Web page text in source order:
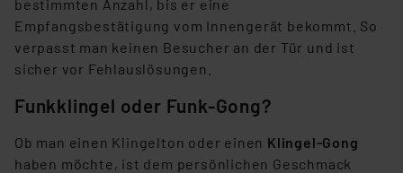
bestimmten Anzahl, bis er eine
Empfangsbestätigung vom Innengerät bekommt. So
verpasst man keinen Besucher an der Tür und ist
sicher vor Fehlauslösungen.
Funkklingel oder Funk-Gong?
Ob man einen Klingelton oder einen Klingel-Gong
haben möchte, ist dem persönlichen Geschmack